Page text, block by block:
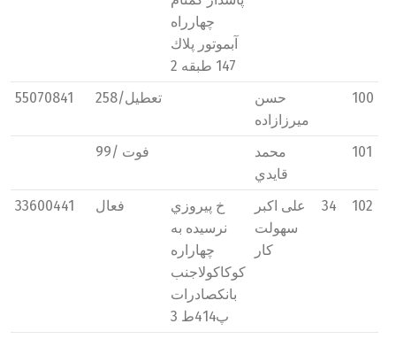
چهارراه
آبموتور پلاك
147 طبقه 2
55070841 تعطیل/258
حسن
میرزازاده
100
فوت /99
محمد
قايدي
101
33600441 فعال
خ پیروزي
نرسیده به
چهاراره
كوكاكولاجنب
بانکصادرات
پ414ط 3
علی اكبر
سهولت
كار
34 102